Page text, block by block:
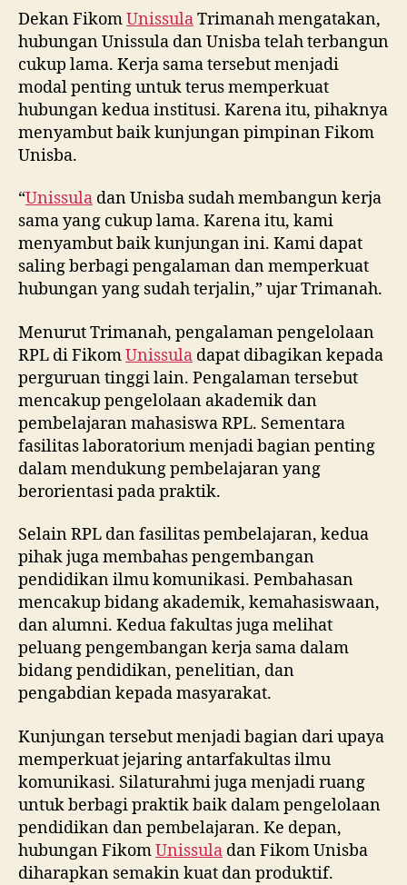
Dekan FikomUnissulaTrimanah mengatakan,
hubungan Unissula dan Unisba telah terbangun
cukup lama. Kerja sama tersebut menjadi
modal penting untuk terus memperkuat
hubungan kedua institusi. Karena itu, pihaknya
menyambut baik kunjungan pimpinan Fikom
Unisba.
“Unissula dan Unisba sudah membangun kerja
sama yang cukup lama. Karena itu, kami
menyambut baik kunjungan ini. Kami dapat
saling berbagi pengalaman dan memperkuat
hubungan yang sudah terjalin,” ujar Trimanah.
Menurut Trimanah, pengalaman pengelolaan
RPL di FikomUnissula dapat dibagikan kepada
perguruan tinggi lain. Pengalaman tersebut
mencakup pengelolaan akademik dan
pembelajaran mahasiswa RPL. Sementara
fasilitas laboratorium menjadi bagian penting
dalam mendukung pembelajaran yang
berorientasi pada praktik.
Selain RPL dan fasilitas pembelajaran, kedua
pihak juga membahas pengembangan
pendidikan ilmu komunikasi. Pembahasan
mencakup bidang akademik, kemahasiswaan,
dan alumni. Kedua fakultas juga melihat
peluang pengembangan kerja sama dalam
bidang pendidikan, penelitian, dan
pengabdian kepada masyarakat.
Kunjungan tersebut menjadi bagian dari upaya
memperkuat jejaring antarfakultas ilmu
komunikasi. Silaturahmi juga menjadi ruang
untuk berbagi praktik baik dalam pengelolaan
pendidikan dan pembelajaran. Ke depan,
hubungan FikomUnissula dan Fikom Unisba
diharapkan semakin kuat dan produktif.